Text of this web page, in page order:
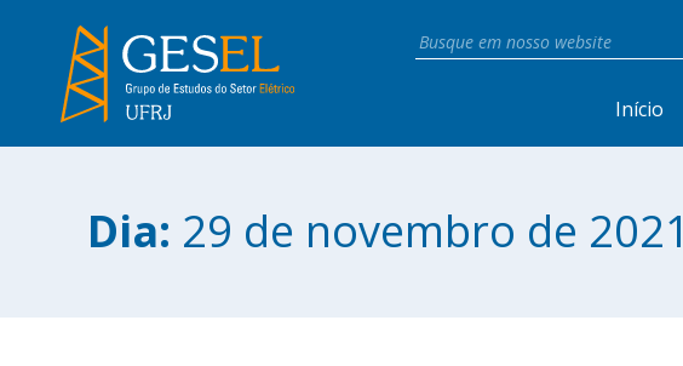
Início
Dia: 29 de novembro de 2021